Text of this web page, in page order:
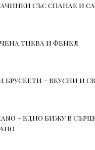
със спанак и
тиква и фенел
брускети – вкусни и
– едно бижу в